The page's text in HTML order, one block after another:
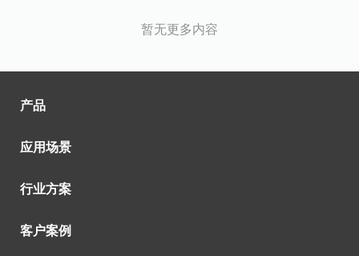
暂无更多内容
产品
应用场景
行业方案
客户案例